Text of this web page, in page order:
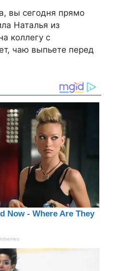
вы сегодня прямо
Наталья из
коллегу с
чаю выпьете перед